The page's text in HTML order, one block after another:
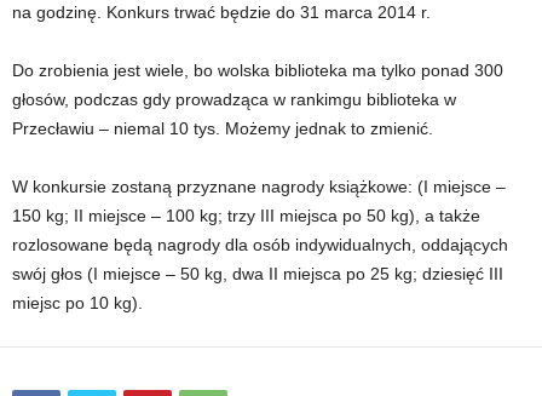
na godzinę. Konkurs trwać będzie do 31 marca 2014 r.
Do zrobienia jest wiele, bo wolska biblioteka ma tylko ponad 300
głosów, podczas gdy prowadząca w rankimgu biblioteka w
Przecławiu – niemal 10 tys. Możemy jednak to zmienić.
W konkursie zostaną przyznane nagrody książkowe: (I miejsce –
150 kg; II miejsce – 100 kg; trzy III miejsca po 50 kg), a także
rozlosowane będą nagrody dla osób indywidualnych, oddających
swój głos (I miejsce – 50 kg, dwa II miejsca po 25 kg; dziesięć III
miejsc po 10 kg).